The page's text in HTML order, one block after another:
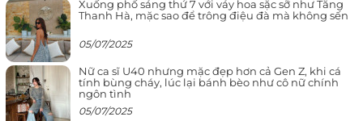
Xuống phố sáng thứ 7 với váy hoa sặc sỡ như Tăng
Thanh Hà, mặc sao để trông điệu đà mà không sến
05/07/2025
Nữ ca sĩ U40 nhưng mặc đẹp hơn cả Gen Z, khi cá
tính bùng cháy, lúc lại bánh bèo như cô nữ chính
ngôn tình
05/07/2025